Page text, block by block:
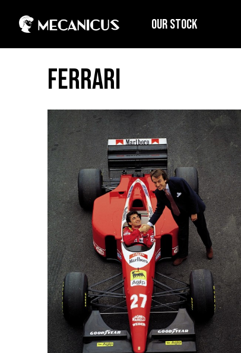
OUR STOCK
Ferrari